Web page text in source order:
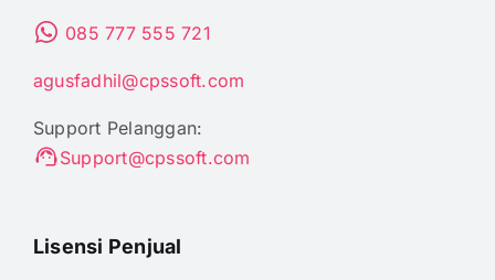
085 777 555 721
agusfadhil@cpssoft.com
Support Pelanggan:
Support@cpssoft.com
Lisensi Penjual